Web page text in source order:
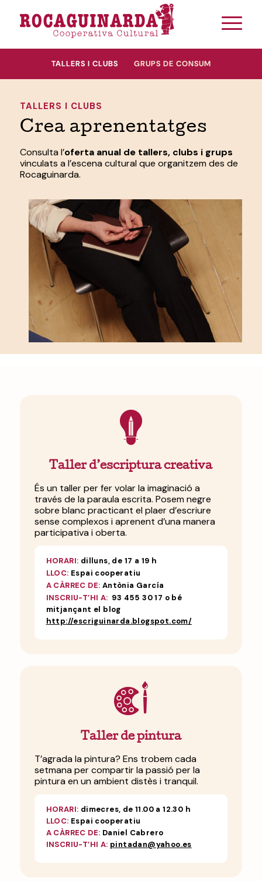
TALLERS I CLUBS GRUPS DE CONSUM
TALLERS I CLUBS
Crea aprenentatges
Consulta l’oferta anual de tallers, clubs i grups
vinculats a l’escena cultural que organitzem des de
Rocaguinarda.
Taller d’escriptura creativa
És un taller per fer volar la imaginació a
través de la paraula escrita. Posem negre
sobre blanc practicant el plaer d’escriure
sense complexos i aprenent d’una manera
participativa i oberta.
HORARI: dilluns, de 17 a 19 h
LLOC: Espai cooperatiu
A CÀRREC DE: Antònia García
INSCRIU-T’HI A: 93 455 30 17 o bé
mitjançant el blog
http://escriguinarda.blogspot.com/
Taller de pintura
T’agrada la pintura? Ens trobem cada
setmana per compartir la passió per la
pintura en un ambient distès i tranquil.
HORARI: dimecres, de 11.00 a 12.30 h
LLOC: Espai cooperatiu
A CÀRREC DE: Daniel Cabrero
INSCRIU-T’HI A: pintadan@yahoo.es